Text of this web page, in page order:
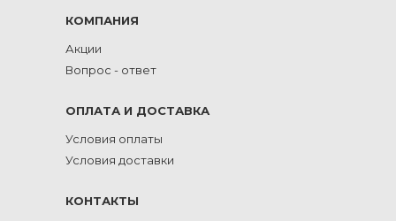
КОМПАНИЯ
Акции
Вопрос - ответ
ОПЛАТА И ДОСТАВКА
Условия оплаты
Условия доставки
КОНТАКТЫ